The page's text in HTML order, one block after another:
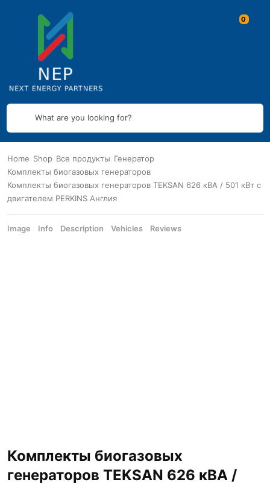
What are you looking for?
Home Shop Все продукты Генератор
Комплекты биогазовых генераторов
Комплекты биогазовых генераторов TEKSAN 626 кВА / 501 кВт с
двигателем PERKINS Англия
Image Info Description Vehicles Reviews
Комплекты биогазовых
генераторов TEKSAN 626 кВА /